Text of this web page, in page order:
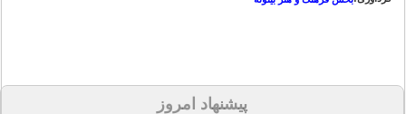
پیشنهاد امروز